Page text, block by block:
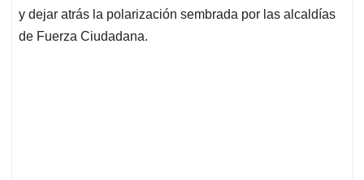
y dejar atrás la polarización sembrada por las alcaldías
de Fuerza Ciudadana.